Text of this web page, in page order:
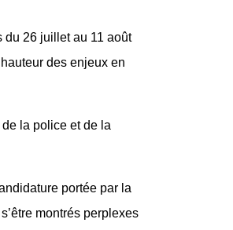
du 26 juillet au 11 août
des enjeux en
la police et de la
portée par la
montrés perplexes